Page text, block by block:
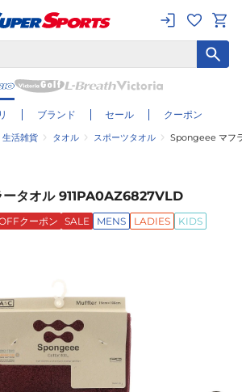
ブランド セール クーポン
生活雑貨 タオル スポーツタオル Spongeee マフ
タオル 911PA0AZ6827VLD
クーポン SALE MENS LADIES KIDS